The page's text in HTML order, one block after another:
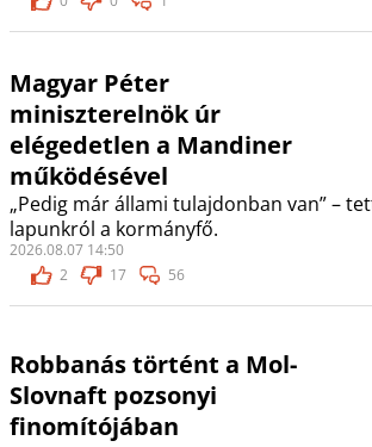
Magyar Péter
miniszterelnök úr
elégedetlen a Mandiner
működésével
„Pedig már állami tulajdonban van” –
lapunkról a kormányfő.
2026.08.07 14:50
2
17 56
Robbanás történt a Mol-
Slovnaft pozsonyi
finomítójában